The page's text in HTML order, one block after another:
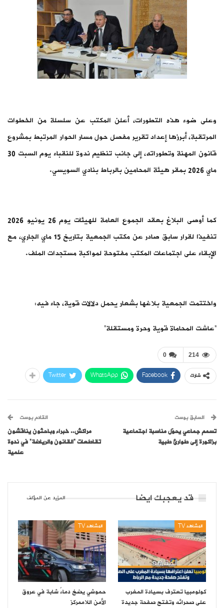
وعلى ضوء هذه التطورات، أعلن المكتب عن سلسلة من الخطوات
المرتقبة، أبرزها إعداد تقرير مفصل حول مسار الحوار المرتبط بمشروع
قانون المهنة وتطوراته، إلى جانب تنظيم ندوة للنقباء يوم السبت 30
ماي 2026 بمقر هيئة المحامين بالرباط بنادي السويسي.
كما أوصى البلاغ بعقد الجموع العامة للهيئات يوم 26 يونيو 2026
تنفيذا لقرار سابق صادر عن مكتب الجمعية بتاريخ 15 ماي الجاري، مع
الإبقاء على اجتماعات المكتب مفتوحة لمواكبة مستجدات الملف.
واختتمت الجمعية بلاغها بشعار يحمل دلالات قوية، جاء فيه:
“عاشت المحاماة قوية وحرة ومستقلة”
0 214
شارك Facebook
WhatsApp
Twitter
السابق بوست
تسمم جماعي يحوّل مناسبة اجتماعية
بزاكورة إلى طوارئ طبية
القادم بوست
مراكش.. خبراء وباحثون يناقشون
تقاطعات “القانون والرياضة” في ندوة
علمية
قد يعجبك ايضا المزيد عن المؤلف
المشاهد TV
كولومبيا تعترف بسيادة المغرب
على صحرائه وتفتح صفحة جديدة
المشاهد TV
حموشي يضخ دماءً شابة في عروق
الأمن اللاممركز